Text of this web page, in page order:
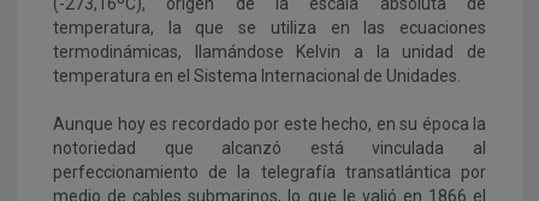
temperatura, la que se utiliza en las ecuaciones
termodinámicas, llamándose Kelvin a la unidad de
temperatura en el Sistema Internacional de Unidades.
Aunque hoy es recordado por este hecho, en su época la
notoriedad que alcanzó está vinculada al
perfeccionamiento de la telegrafía transatlántica por
medio de cables submarinos, lo que le valió en 1866 el